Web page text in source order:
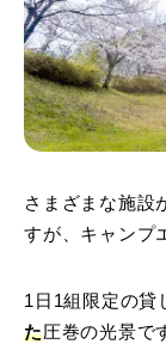
さまざまな施設
すが、キャンプ
1日1組限定の貸
た圧巻の光景で